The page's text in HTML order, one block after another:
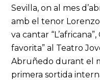
Sevilla, on al mes
amb el tenor
va cantar
favorita” al Teatro
Abruñedo durant el
primera sortida